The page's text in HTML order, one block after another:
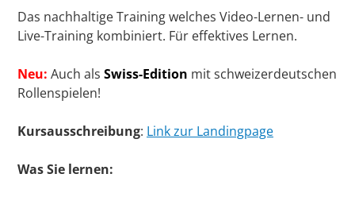
Das nachhaltige Training welches Video-Lernen- und
Live-Training kombiniert. Für effektives Lernen.
Neu: Auch als Swiss-Edition mit schweizerdeutschen
Rollenspielen!
Kursausschreibung: Link zur Landingpage
Was Sie lernen: